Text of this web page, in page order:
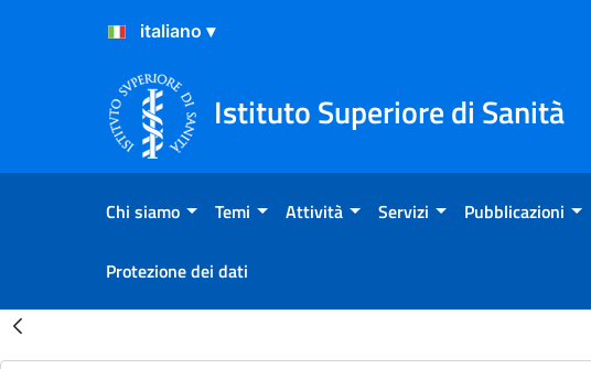
Salta al Contenuto
Salta al Footer
Istituto Superiore di Sanità
Chi siamo Temi Attività Servizi Pubblicazioni
Protezione dei dati
Risultati della Ricerca - Home